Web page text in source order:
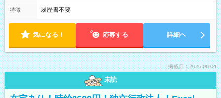
特徴 履歴書不要
気になる！ 応募する 詳細へ
掲載日：2026.08.04
未読